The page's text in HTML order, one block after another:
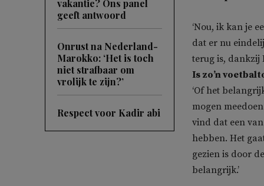
vakantie? Ons panel
geeft antwoord
Onrust na Nederland-
Marokko: ‘Het is toch
niet strafbaar om
vrolijk te zijn?’
Respect voor Kadir abi
‘Nou, ik kan je
dat er nu
terug is, dankzij
Is zo’n
‘Of het
mogen
vind dat een
hebben. Het
gezien is door
belangrijk.’